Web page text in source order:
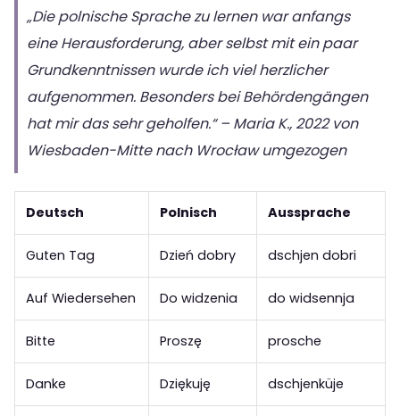
„Die polnische Sprache zu lernen war anfangs
eine Herausforderung, aber selbst mit ein paar
Grundkenntnissen wurde ich viel herzlicher
aufgenommen. Besonders bei Behördengängen
hat mir das sehr geholfen.“ – Maria K., 2022 von
Wiesbaden-Mitte nach Wrocław umgezogen
Deutsch Polnisch Aussprache
Guten Tag Dzień dobry dschjen dobri
Auf Wiedersehen Do widzenia do widsennja
Bitte Proszę prosche
Danke Dziękuję dschjenküje